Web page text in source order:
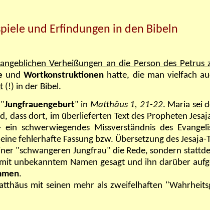
und Erfindungen in den Bibeln
Verheißungen an die Person des Petrus
undWortkonstruktionen hatte, die man vielfach
(!) in der Bibel.
"Jungfrauengeburt" in Matthäus 1, 21-22. Maria sei
dort, im überlieferten Text des Propheten
schwerwiegendes Missverständnis des
fehlerhafte Fassung bzw. Übersetzung des Jesaja-
"schwangeren Jungfrau" die Rede, sondern
unbekanntem Namen gesagt und ihn darüber
.
mit seinen mehr als zweifelhaften